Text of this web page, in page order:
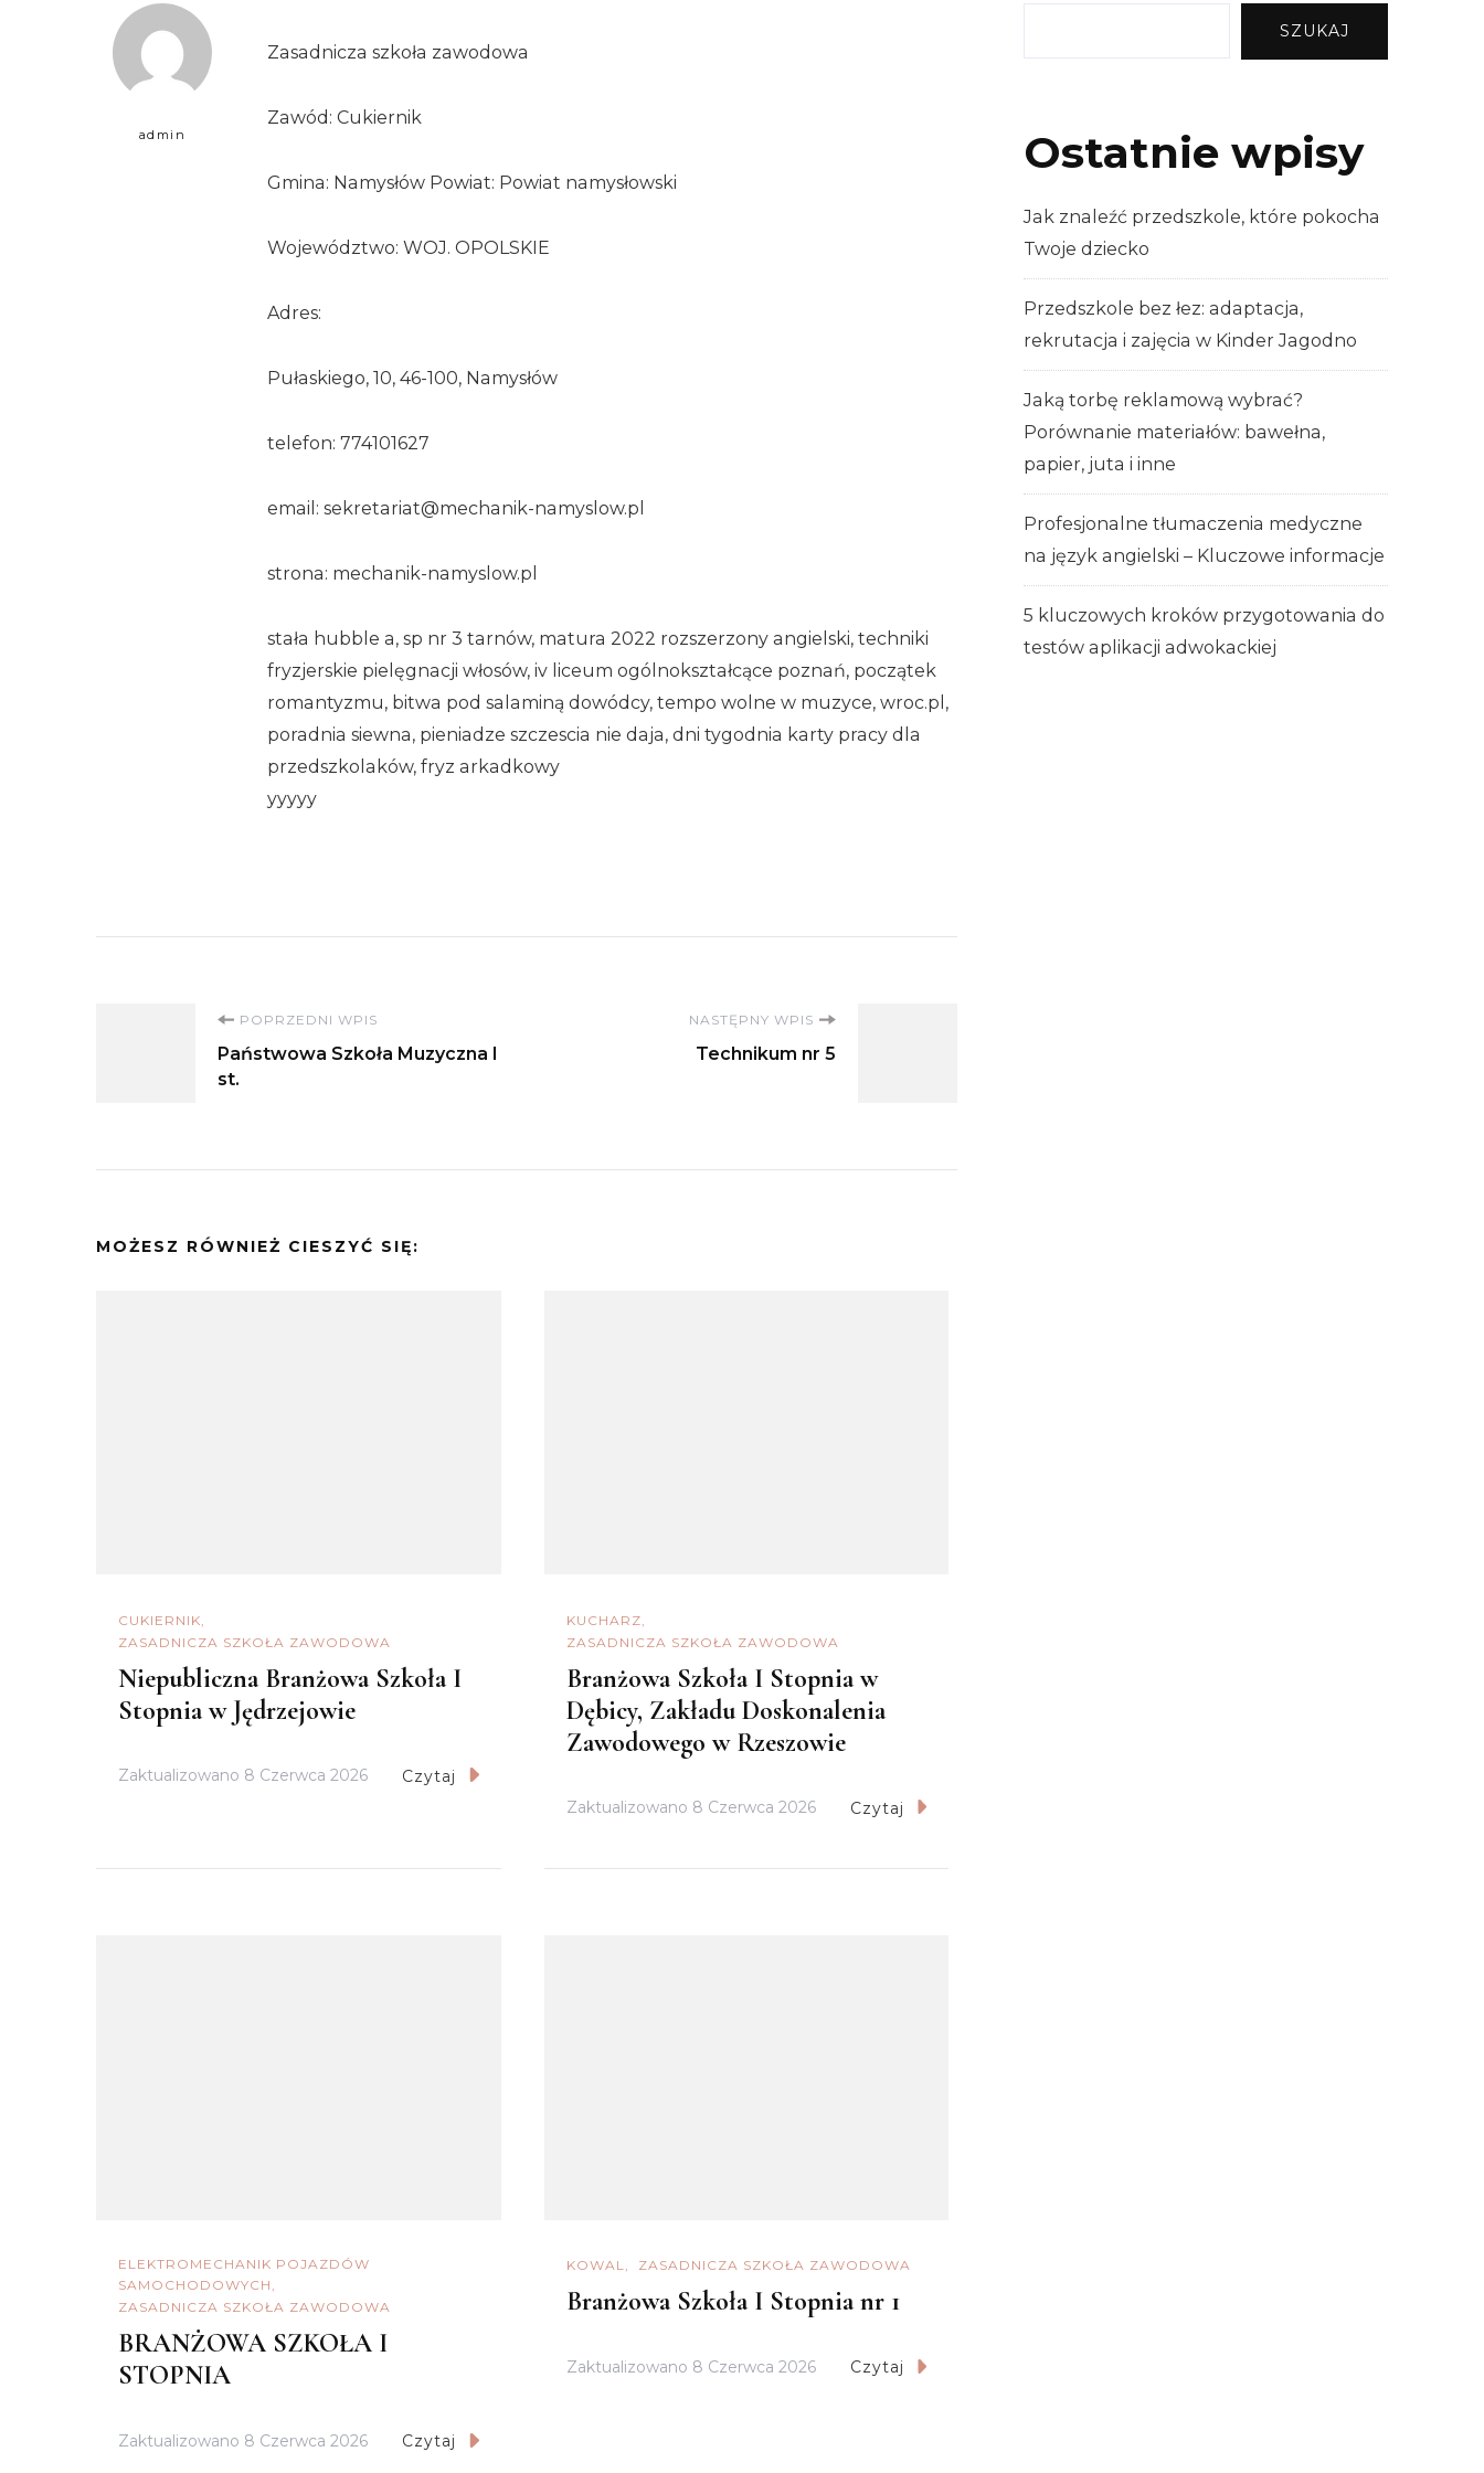
admin
Zasadnicza szkoła zawodowa
Zawód: Cukiernik
Gmina: Namysłów Powiat: Powiat namysłowski
Województwo: WOJ. OPOLSKIE
Adres:
Pułaskiego, 10, 46-100, Namysłów
telefon: 774101627
email: sekretariat@mechanik-namyslow.pl
strona: mechanik-namyslow.pl
stała hubble a, sp nr 3 tarnów, matura 2022 rozszerzony angielski, techniki
fryzjerskie pielęgnacji włosów, iv liceum ogólnokształcące poznań, początek
romantyzmu, bitwa pod salaminą dowódcy, tempo wolne w muzyce, wroc.pl,
poradnia siewna, pieniadze szczescia nie daja, dni tygodnia karty pracy dla
przedszkolaków, fryz arkadkowy
yyyyy
Nawigacja
wpisu
POPRZEDNI WPIS
Państwowa Szkoła Muzyczna I
st.
NASTĘPNY WPIS
Technikum nr 5
MOŻESZ RÓWNIEŻ CIESZYĆ SIĘ:
CUKIERNIK
ZASADNICZA SZKOŁA ZAWODOWA
Niepubliczna Branżowa Szkoła I
Stopnia w Jędrzejowie
Zaktualizowano 8 Czerwca 2026 Czytaj
KUCHARZ
ZASADNICZA SZKOŁA ZAWODOWA
Branżowa Szkoła I Stopnia w
Dębicy, Zakładu Doskonalenia
Zawodowego w Rzeszowie
Zaktualizowano 8 Czerwca 2026 Czytaj
ELEKTROMECHANIK POJAZDÓW
SAMOCHODOWYCH
ZASADNICZA SZKOŁA ZAWODOWA
BRANŻOWA SZKOŁA I
STOPNIA
Zaktualizowano 8 Czerwca 2026 Czytaj
KOWAL ZASADNICZA SZKOŁA ZAWODOWA
Branżowa Szkoła I Stopnia nr 1
Zaktualizowano 8 Czerwca 2026 Czytaj
SZUKAJ
Ostatnie wpisy
Jak znaleźć przedszkole, które pokocha
Twoje dziecko
Przedszkole bez łez: adaptacja,
rekrutacja i zajęcia w Kinder Jagodno
Jaką torbę reklamową wybrać?
Porównanie materiałów: bawełna,
papier, juta i inne
Profesjonalne tłumaczenia medyczne
na język angielski – Kluczowe informacje
5 kluczowych kroków przygotowania do
testów aplikacji adwokackiej